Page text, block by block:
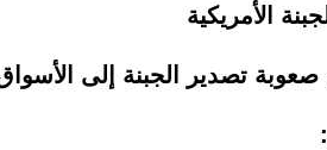
الأمريكية
تصدير الجبنة إلى